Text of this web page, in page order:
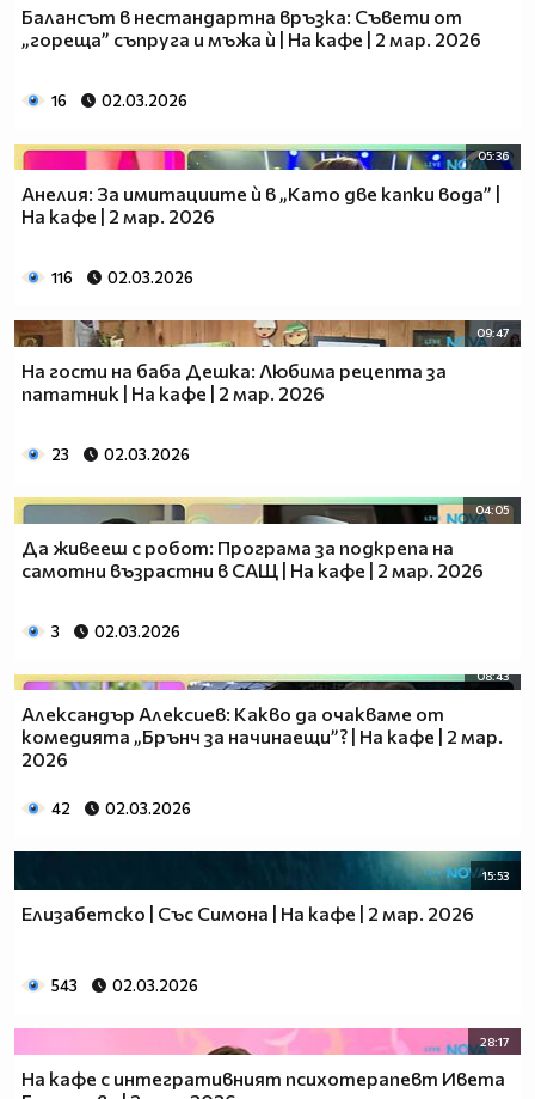
Балансът в нестандартна връзка: Съвети от
„гореща” съпруга и мъжа ѝ | На кафе | 2 мар. 2026
16 02.03.2026
05:36
Анелия: За имитациите ѝ в „Като две капки вода” |
На кафе | 2 мар. 2026
116 02.03.2026
09:47
На гости на баба Дешка: Любима рецепта за
пататник | На кафе | 2 мар. 2026
23 02.03.2026
04:05
Да живееш с робот: Програма за подкрепа на
самотни възрастни в САЩ | На кафе | 2 мар. 2026
3 02.03.2026
08:43
Александър Алексиев: Какво да очакваме от
комедията „Брънч за начинаещи”? | На кафе | 2 мар.
2026
42 02.03.2026
15:53
Елизабетско | Със Симона | На кафе | 2 мар. 2026
543 02.03.2026
28:17
На кафе с интегративният психотерапевт Ивета